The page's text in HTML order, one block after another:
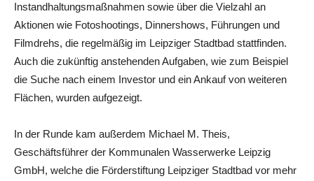
Instandhaltungsmaßnahmen sowie über die Vielzahl an
Aktionen wie Fotoshootings, Dinnershows, Führungen und
Filmdrehs, die regelmäßig im Leipziger Stadtbad stattfinden.
Auch die zukünftig anstehenden Aufgaben, wie zum Beispiel
die Suche nach einem Investor und ein Ankauf von weiteren
Flächen, wurden aufgezeigt.
In der Runde kam außerdem Michael M. Theis,
Geschäftsführer der Kommunalen Wasserwerke Leipzig
GmbH, welche die Förderstiftung Leipziger Stadtbad vor mehr